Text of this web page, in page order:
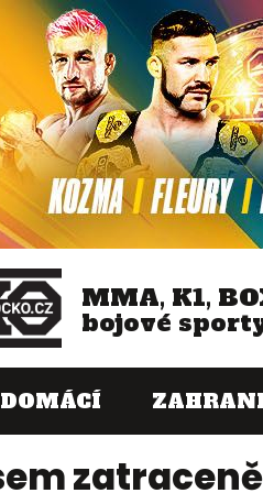
MMA, K1,
bojové
DOMÁCÍ